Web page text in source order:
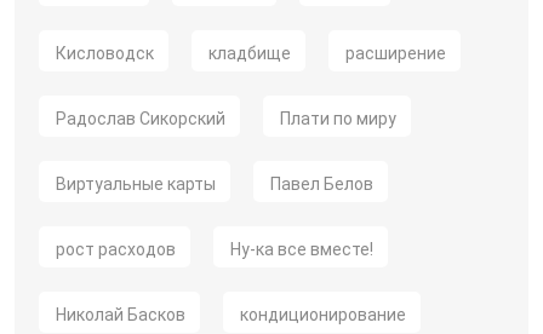
Кисловодск кладбище расширение
Радослав Сикорский Плати по миру
Виртуальные карты Павел Белов
рост расходов Ну-ка все вместе!
Николай Басков кондиционирование